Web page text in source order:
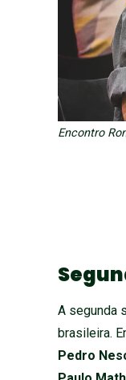
Encontro
A segunda
brasileira.
Pedro